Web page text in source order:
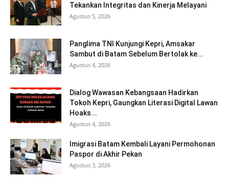
Tekankan Integritas dan Kinerja Melayani
Agustus 5, 2026
Panglima TNI Kunjungi Kepri, Amsakar
Sambut di Batam Sebelum Bertolak ke...
Agustus 4, 2026
Dialog Wawasan Kebangsaan Hadirkan
Tokoh Kepri, Gaungkan Literasi Digital Lawan
Hoaks...
Agustus 4, 2026
Imigrasi Batam Kembali Layani Permohonan
Paspor di Akhir Pekan
Agustus 3, 2026